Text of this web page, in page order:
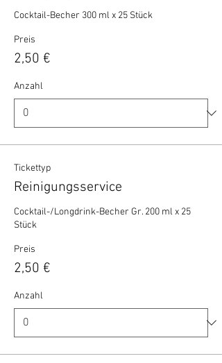
Cocktail-Becher 300 ml x 25 Stück
Preis
2,50 €
Anzahl
Tickettyp
Reinigungsservice
Cocktail-/Longdrink-Becher Gr. 200 ml x 25
Stück
Preis
2,50 €
Anzahl